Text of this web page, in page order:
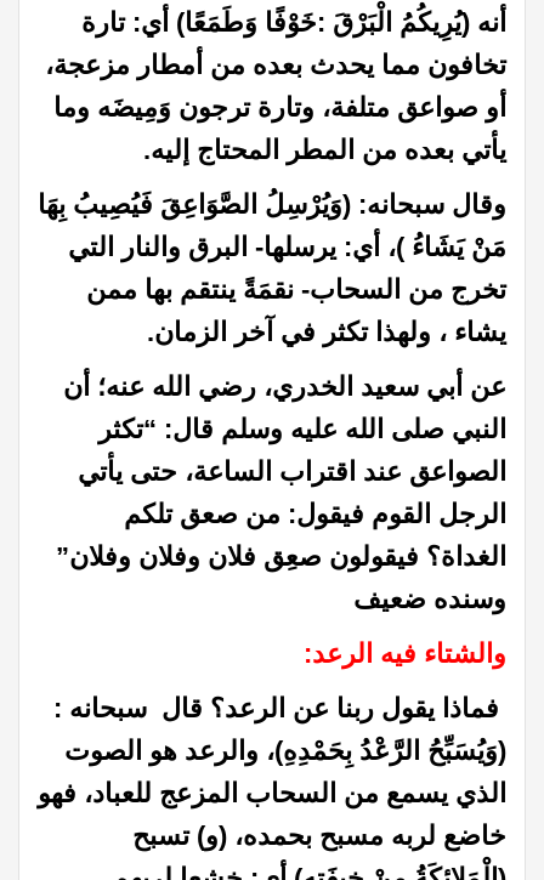
أنه (يُرِيكُمُ الْبَرْقَ :خَوْفًا وَطَمَعًا) أي: تارة
تخافون مما يحدث بعده من أمطار مزعجة،
أو صواعق متلفة، وتارة ترجون وَمِيضَه وما
يأتي بعده من المطر المحتاج إليه.
وقال سبحانه: (وَيُرْسِلُ الصَّوَاعِقَ فَيُصِيبُ بِهَا
مَنْ يَشَاءُ )، أي: يرسلها- البرق والنار التي
تخرج من السحاب- نقمَةً ينتقم بها ممن
يشاء ، ولهذا تكثر في آخر الزمان.
عن أبي سعيد الخدري، رضي الله عنه؛ أن
النبي صلى الله عليه وسلم قال: “تكثر
الصواعق عند اقتراب الساعة، حتى يأتي
الرجل القوم فيقول: من صعق تلكم
الغداة؟ فيقولون صعِق فلان وفلان وفلان”
وسنده ضعيف
والشتاء فيه الرعد:
فماذا يقول ربنا عن الرعد؟ قال سبحانه :
(وَيُسَبِّحُ الرَّعْدُ بِحَمْدِهِ)، والرعد هو الصوت
الذي يسمع من السحاب المزعج للعباد، فهو
خاضع لربه مسبح بحمده، (و) تسبح